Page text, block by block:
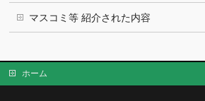
マスコミ等 紹介された内容
ホーム